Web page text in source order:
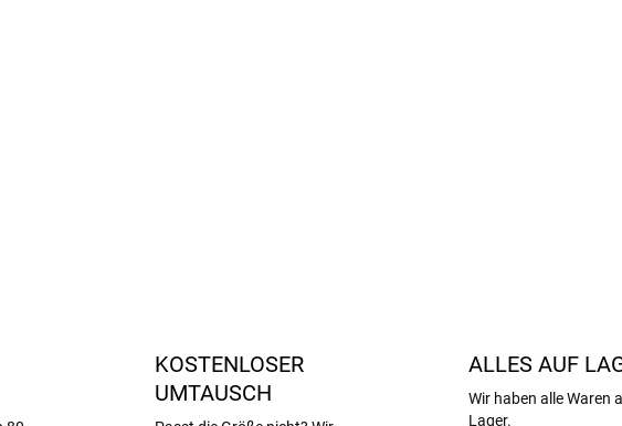
KOSTENLOSER
UMTAUSCH
ALLES AUF
Wir haben alle Waren
Lager.